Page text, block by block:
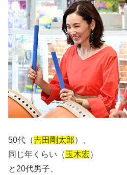
50代（吉田剛太郎）、
同じ年くらい（玉木宏）
と20代男子、